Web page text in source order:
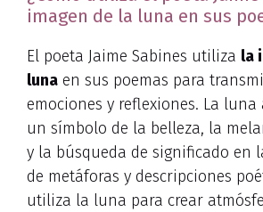
imagen de la luna en sus
El poeta Jaime Sabines utiliza la
luna en sus poemas para
emociones y reflexiones. La luna
un símbolo de la belleza, la
y la búsqueda de significado en
de metáforas y descripciones
utiliza la luna para crear